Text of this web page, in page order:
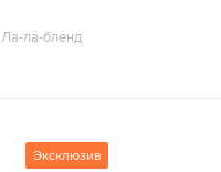
Ла-ла-бленд
Эксклюзив